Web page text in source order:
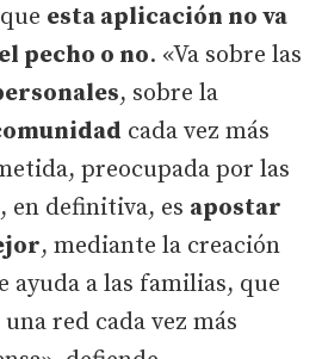
esta aplicación no va
pecho o no. «Va sobre las
, sobre la
cada vez más
preocupada por las
en definitiva, es apostar
, mediante la creación
ayuda a las familias, que
red cada vez más